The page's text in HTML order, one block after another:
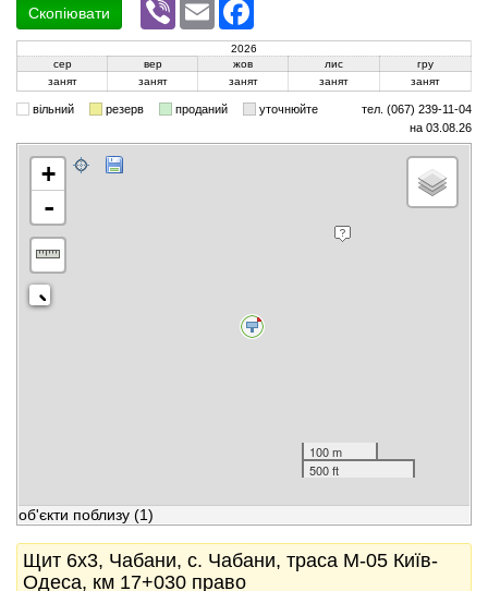
Скопіювати
2026
сер
вер жов лис
гру
занят
занят занят занят занят
вільний резерв проданий уточнюйте
тел. (067) 239-11-04
на 03.08.26
+
-
100 m
500 ft
об'єкти поблизу (1)
Щит 6x3, Чабани, с. Чабани, траса М-05 Київ-
Одеса, км 17+030 право